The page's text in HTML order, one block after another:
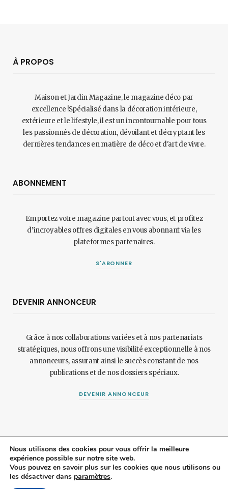
À PROPOS
Maison et Jardin Magazine, le magazine déco par
excellence !Spécialisé dans la décoration intérieure,
extérieure et le lifestyle, il est un incontournable pour tous
les passionnés de décoration, dévoilant et décryptant les
dernières tendances en matière de déco et d'art de vivre.
ABONNEMENT
Emportez votre magazine partout avec vous, et profitez
d’incroyables offres digitales en vous abonnant via les
plateformes partenaires.
S'ABONNER
DEVENIR ANNONCEUR
Grâce à nos collaborations variées et à nos partenariats
stratégiques, nous offrons une visibilité exceptionnelle à nos
annonceurs, assurant ainsi le succès constant de nos
publications et de nos dossiers spéciaux.
DEVENIR ANNONCEUR
© 2024 Maisonetjardinmagazine.fr. Mentions légalesetpolitique de
confidentialité
Nous utilisons des cookies pour vous offrir la meilleure
expérience possible sur notre site web.
Vous pouvez en savoir plus sur les cookies que nous utilisons ou
les désactiver dans paramètres.